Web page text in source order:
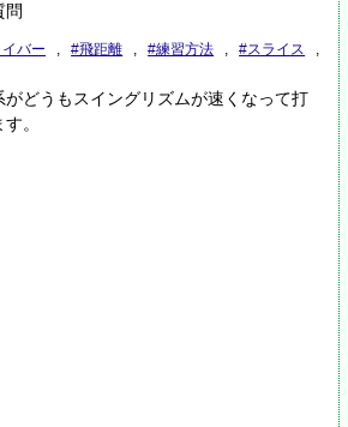
問
バー , #飛距離 , #練習方法 , #スライス ,
がどうもスイングリズムが速くなって打
。